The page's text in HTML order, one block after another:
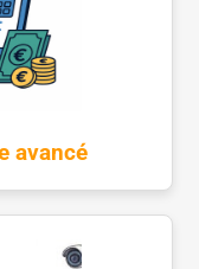
avancé